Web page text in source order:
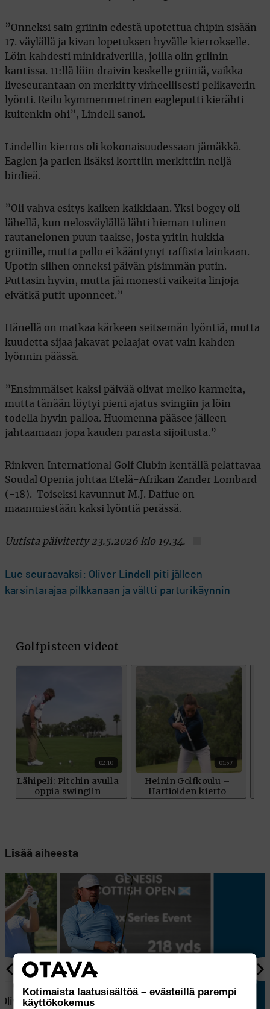
”Onneksi sain griinin edestä upotettua chipin sisään
17. väylällä ja kivan lopetuksen hyvälle kierrokselle.
Löin kahdesti minidraiverilla, joilla olin griinin
kantissa. 11:llä löin draivin keskelle griiniä, vaikka
liveseurantaan on merkitty virheellisesti pelikaverin
lyönti. Reilu kymmenmetrinen eagleputti kierähti
kuitenkin ohi”, Lindell sanoi.
Lindellin kierros oli kokonaisuudessaan jämäkkä.
Eaglen ja parien lisäksi korttiin merkittiin neljä
birdieä.
”Oli vahva esitys kaiken kaikkiaan. Yksi bogey oli
lähellä, kun nelosväylällä lähti hieman tulinen
rautanelonen puun taakse, josta yritin hukkia
griinille, mutta pallo ei kääntynyt raffista lainkaan.
Upotin siihen onneksi päivän pisimmän putin.
Puttasin hyvin, mutta jäi monesti vaikeita linjoja
eivätkä putit uponneet.”
Hänellä on matkaa kärkeen seitsemän lyöntiä, mutta
kuudetta sijaa jakavat pelaajat ovat vain kahden
lyönnin päässä.
”Ensimmäiset kaksi päivää olivat melko karmeita,
mutta tänään löytyi pieni ajatus svingiin ja löin
todella hyvin palloa. Huomenna pääsee jälleen
jahtaamaan jopa kauden parasta sijoitusta.”
Rinkven International Golf Clubin kentällä pelattavaa
Soudal Openia johtaa Etelä-Afrikan Zander Lombard
(-18). Toiseksi kavunnut M.J. Daffue on
maanmiestään kaksi lyöntiä perässä.
Uutista päivitetty 23.5.2026 klo 19.34.
Lue seuraavaksi: Oliver Lindell piti jälleen
karsintarajaa pilkkanaan ja vältti parturikäynnin
Lisää aiheesta
Oliver Lindellin rautapeli oli
Kotimaista laatusisältöä – evästeillä parempi
käyttökokemus